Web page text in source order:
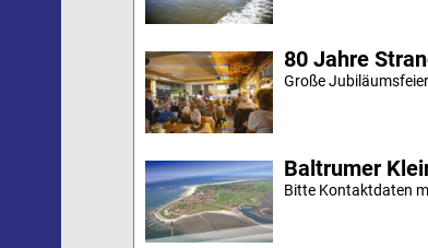
80 Jahre
Große
Baltrumer
Bitte Kontaktdaten